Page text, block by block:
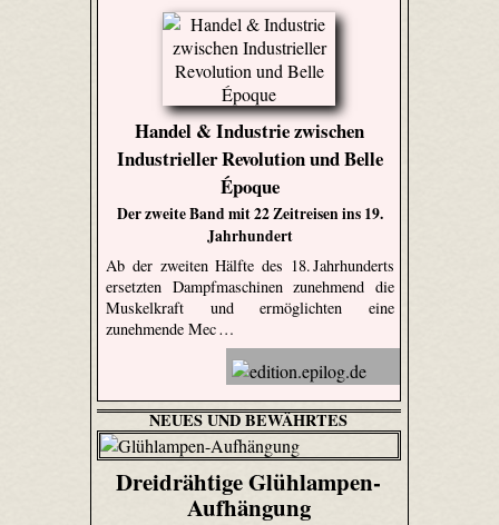
Handel & Industrie zwischen
Industrieller Revolution und Belle
Époque
Der zweite Band mit 22 Zeitreisen ins 19.
Jahrhundert
Ab der zweiten Hälfte des 18. Jahrhunderts
ersetzten Dampfmaschinen zunehmend die
Muskelkraft und ermöglichten eine
zunehmende Mec …
NEUES UND BEWÄHRTES
Dreidrähtige Glühlampen-
Aufhängung